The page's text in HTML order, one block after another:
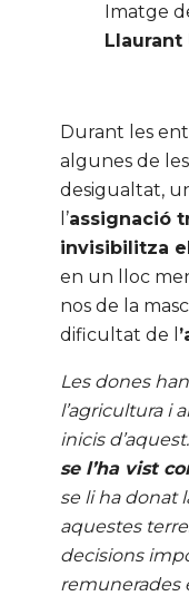
Imatge
Llaurant
Durant les
algunes de
desigualtat,
l’assignació
invisibilitza
en un lloc
nos de la
dificultat de l
Les dones
l’agricultura i
inicis
se l’ha vist
se li ha donat
aquestes
decisions
remunerades